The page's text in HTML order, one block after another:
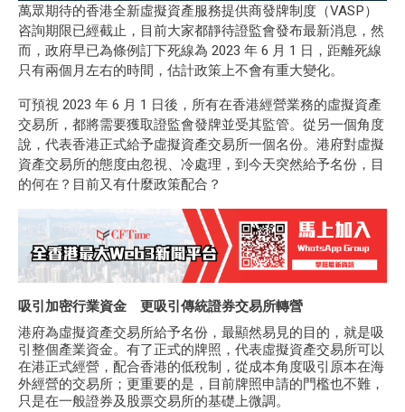
萬眾期待的香港全新虛擬資產服務提供商發牌制度（VASP）
咨詢期限已經截止，目前大家都靜待證監會發布最新消息，然
而，政府早已為條例訂下死線為 2023 年 6 月 1 日，距離死線
只有兩個月左右的時間，估計政策上不會有重大變化。
可預視 2023 年 6 月 1 日後，所有在香港經營業務的虛擬資產
交易所，都將需要獲取證監會發牌並受其監管。從另一個角度
說，代表香港正式給予虛擬資產交易所一個名份。港府對虛擬
資產交易所的態度由忽視、冷處理，到今天突然給予名份，目
的何在？目前又有什麼政策配合？
吸引加密行業資金 更吸引傳統證券交易所轉營
港府為虛擬資產交易所給予名份，最顯然易見的目的，就是吸
引整個產業資金。有了正式的牌照，代表虛擬資產交易所可以
在港正式經營，配合香港的低稅制，從成本角度吸引原本在海
外經營的交易所；更重要的是，目前牌照申請的門檻也不難，
只是在一般證券及股票交易所的基礎上微調。